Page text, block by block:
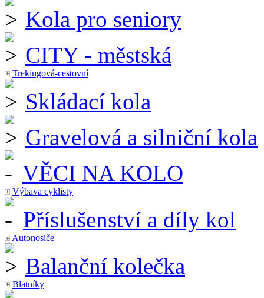
Kola pro seniory
CITY - městská
Trekingová-cestovní
Skládací kola
Gravelová a silniční kola
VĚCI NA KOLO
Výbava cyklisty
Příslušenství a díly kol
Autonosiče
Balanční kolečka
Blatníky